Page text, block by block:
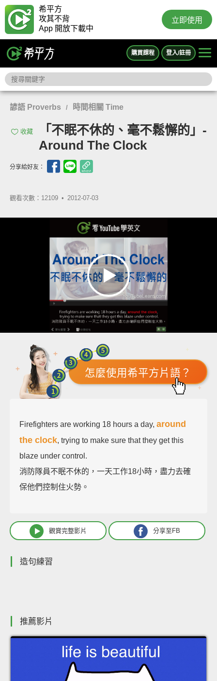
希平方
攻其不背
App 開放下載中
立即使用
購買課程 登入/註冊
諺語 Proverbs / 時間相關 Time
收藏
「不眠不休的、毫不鬆懈的」-
Around The Clock
分享給好友：
觀看次數：12109 • 2012-07-03
怎麼使用希平方片語？
Firefighters are working 18 hours a day, around
the clock, trying to make sure that they get this
blaze under control.
消防隊員不眠不休的，一天工作18小時，盡力去確
保他們控制住火勢。
觀賞完整影片 分享至FB
造句練習
推薦影片